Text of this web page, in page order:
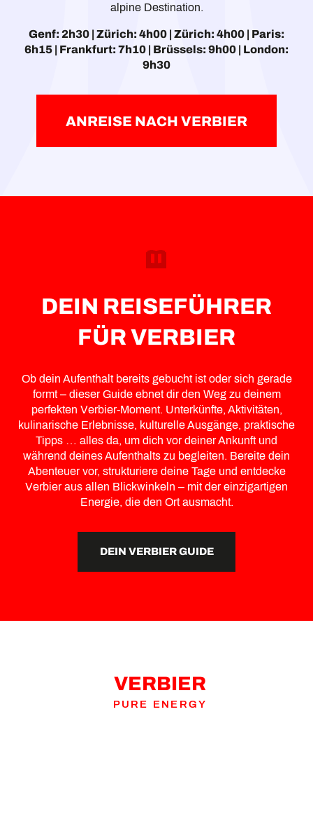
alpine Destination.
Genf: 2h30 | Zürich: 4h00 | Zürich: 4h00 | Paris:
6h15 | Frankfurt: 7h10 | Brüssels: 9h00 | London:
9h30
ANREISE NACH VERBIER
DEIN REISEFÜHRER
FÜR VERBIER
Ob dein Aufenthalt bereits gebucht ist oder sich gerade
formt – dieser Guide ebnet dir den Weg zu deinem
perfekten Verbier-Moment. Unterkünfte, Aktivitäten,
kulinarische Erlebnisse, kulturelle Ausgänge, praktische
Tipps … alles da, um dich vor deiner Ankunft und
während deines Aufenthalts zu begleiten. Bereite dein
Abenteuer vor, strukturiere deine Tage und entdecke
Verbier aus allen Blickwinkeln – mit der einzigartigen
Energie, die den Ort ausmacht.
DEIN VERBIER GUIDE
VERBIER
PURE ENERGY